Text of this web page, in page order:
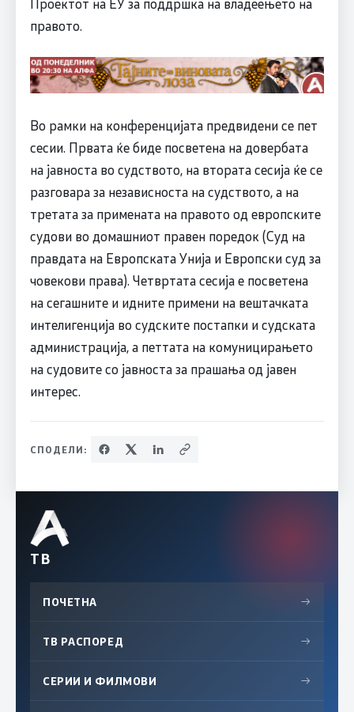
Проектот на ЕУ за поддршка на владеењето на
правото.
Во рамки на конференцијата предвидени се пет
сесии. Првата ќе биде посветена на довербата
на јавноста во судството, на втората сесија ќе се
разговара за независноста на судството, а на
третата за примената на правото од европските
судови во домашниот правен поредок (Суд на
правдата на Европската Унија и Европски суд за
човекови права). Четвртата сесија е посветена
на сегашните и идните примени на вештачката
интелигенција во судските постапки и судската
администрација, а петтата на комуницирањето
на судовите со јавноста за прашања од јавен
интерес.
СПОДЕЛИ:
ТВ
ПОЧЕТНА →
ТВ РАСПОРЕД →
СЕРИИ И ФИЛМОВИ →